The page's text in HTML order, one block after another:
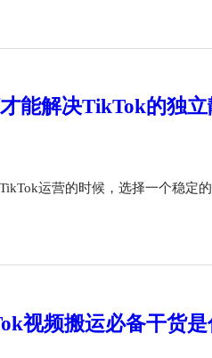
能解决TikTok的独
运营的时候，选择一个稳定的
视频搬运必备干货